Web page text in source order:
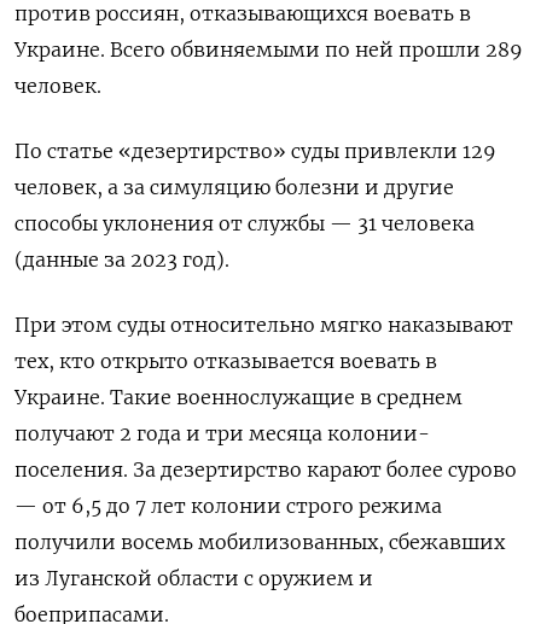
против россиян, отказывающихся воевать в
Украине. Всего обвиняемыми по ней прошли 289
человек.
По статье «дезертирство» суды привлекли 129
человек, а за симуляцию болезни и другие
способы уклонения от службы — 31 человека
(данные за 2023 год).
При этом суды относительно мягко наказывают
тех, кто открыто отказывается воевать в
Украине. Такие военнослужащие в среднем
получают 2 года и три месяца колонии-
поселения. За дезертирство карают более сурово
— от 6,5 до 7 лет колонии строго режима
получили восемь мобилизованных, сбежавших
из Луганской области с оружием и
боеприпасами.